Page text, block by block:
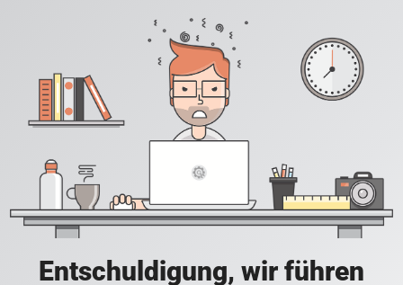
Entschuldigung, wir führen